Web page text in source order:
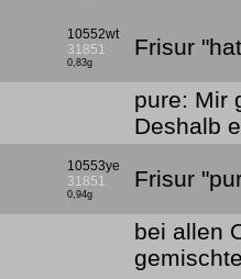
10552wt
31851
0,83g
Frisur
pure: Mir
Deshalb
10553ye
31851
0,94g
Frisur
bei allen